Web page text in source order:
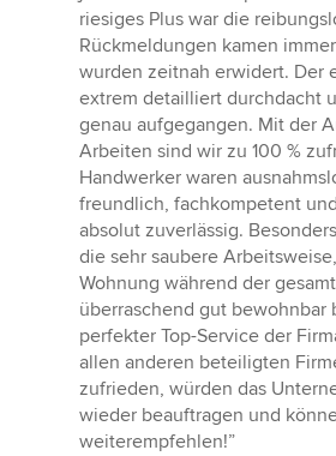
riesiges Plus war die
Rückmeldungen kamen
wurden zeitnah erwidert. Der
extrem detailliert durchdacht
genau aufgegangen. Mit der
Arbeiten sind wir zu 100 %
Handwerker waren
freundlich, fachkompetent
absolut zuverlässig.
die sehr saubere
Wohnung während der
überraschend gut bewohnbar
perfekter Top-Service der
allen anderen beteiligten
zufrieden, würden das
wieder beauftragen und
weiterempfehlen!”